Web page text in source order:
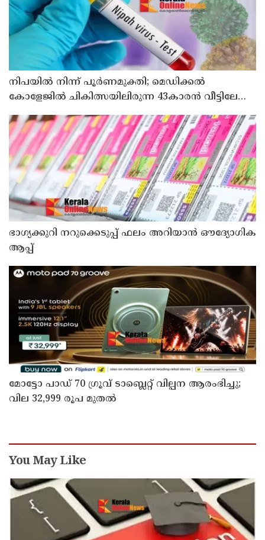
നിപയിൽ നിന്ന് പൂർണമുക്തി; മെഡിക്കൽ
കോളേജിൽ ചികിത്സയിലിരുന്ന 43കാരൻ വീട്ടിലേക്ക്
ഭാഗ്യക്കുറി നറുക്കെടുപ്പ് ഫലം അറിയാൻ ഔദ്യോഗിക
ആപ്പ്
മോട്ടോ പാഡ് 70 ഗ്രൂവ് ടാബ്ലെറ്റ് വില്പന ആരംഭിച്ചു;
വില 32,999 രൂപ മുതൽ
You May Like